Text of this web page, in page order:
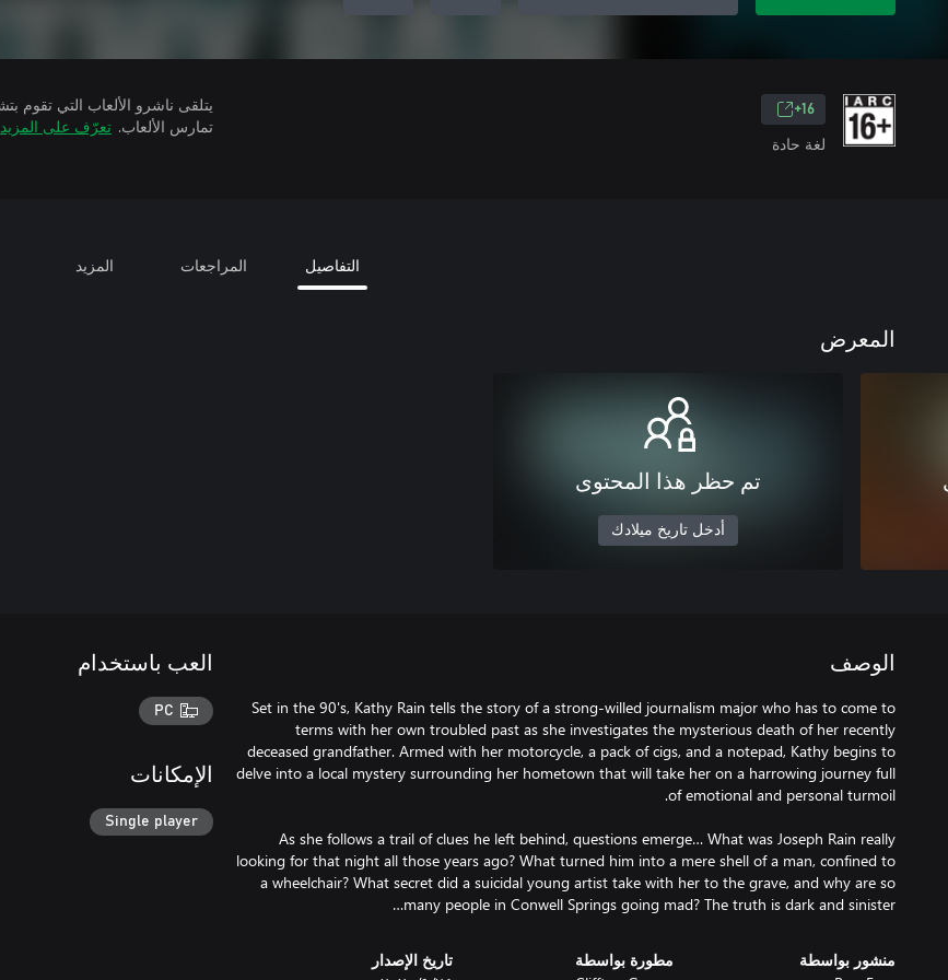
16+
لغة حادة
تمارس الألعاب. تعرّف على المزيد
التفاصيل المراجعات المزيد
المعرض
تم حظر هذا المحتوى
أدخل تاريخ ميلادك
الوصف
Set in the 90's, Kathy Rain tells the story of a strong-willed journalism major who has to come to
terms with her own troubled past as she investigates the mysterious death of her recently
deceased grandfather. Armed with her motorcycle, a pack of cigs, and a notepad, Kathy begins to
delve into a local mystery surrounding her hometown that will take her on a harrowing journey full
As she follows a trail of clues he left behind, questions emerge… What was Joseph Rain really
looking for that night all those years ago? What turned him into a mere shell of a man, confined to
a wheelchair? What secret did a suicidal young artist take with her to the grave, and why are so
many people in Conwell Springs going mad? The truth is dark and sinister…
منشور بواسطة مطورة بواسطة تاريخ الإصدار
العب باستخدام
PC
الإمكانات
Single player